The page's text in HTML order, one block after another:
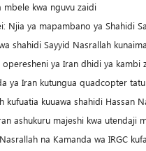
mbele kwa nguvu zaidi
Njia ya mapambano ya Shahidi
shahidi Sayyid Nasrallah
ya Iran dhidi ya kambi
ya Iran kutungua quadcopter
kufuatia kuuawa shahidi Hassan
ashukuru majeshi kwa utendaji
na Kamanda wa IRGC